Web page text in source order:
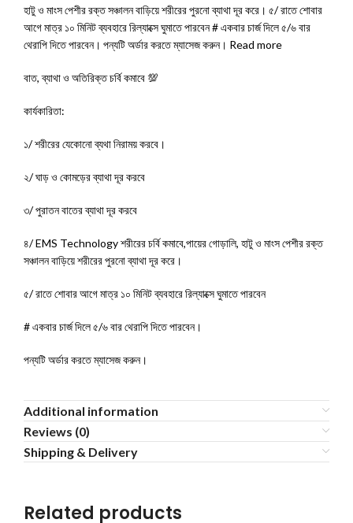
হাটু ও মাংস পেশীর রক্ত সঞ্চালন বাড়িয়ে শরীরের পুরনো ব্যাথা দূর করে। ৫/ রাতে শোবার
আগে মাত্র ১০ মিনিট ব্যবহারে রিল্যাক্সে ঘুমাতে পারবেন # একবার চার্জ দিলে ৫/৬ বার
থেরাপি দিতে পারবেন। পন্যটি অর্ডার করতে ম্যাসেজ করুন। Read more
বাত, ব্যাথা ও অতিরিক্ত চর্বি কমাবে 💯
কার্যকারিতা:
১/ শরীরের যেকোনো ব্যথা নিরাময় করবে।
২/ ঘাড় ও কোমড়ের ব্যাথা দূর করবে
৩/ পুরাতন বাতের ব্যাথা দূর করবে
৪/ EMS Technology শরীরের চর্বি কমাবে,পায়ের গোড়ালি, হাটু ও মাংস পেশীর রক্ত
সঞ্চালন বাড়িয়ে শরীরের পুরনো ব্যাথা দূর করে।
৫/ রাতে শোবার আগে মাত্র ১০ মিনিট ব্যবহারে রিল্যাক্সে ঘুমাতে পারবেন
# একবার চার্জ দিলে ৫/৬ বার থেরাপি দিতে পারবেন।
পন্যটি অর্ডার করতে ম্যাসেজ করুন।
Additional information
Reviews (0)
Shipping & Delivery
Related products